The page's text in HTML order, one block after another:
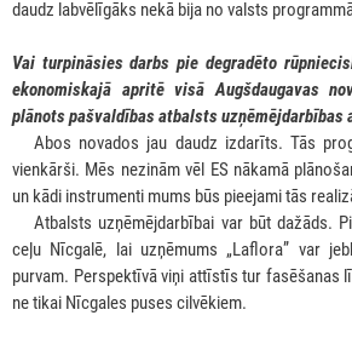
daudz labvēlīgāks nekā bija no valsts
Vai turpināsies darbs pie degradēto
ekonomiskajā apritē visā Augšdaugavas
plānots pašvaldības atbalsts uzņēmējdarbības
Abos novados jau daudz izdarīts. Tās
vienkārši. Mēs nezinām vēl ES nākamā
un kādi instrumenti mums būs pieejami tās
Atbalsts uzņēmējdarbībai var būt dažāds.
ceļu Nīcgalē, lai uzņēmums „Laflora” var
purvam. Perspektīvā viņi attīstīs tur fasēšanas
ne tikai Nīcgales puses cilvēkiem.